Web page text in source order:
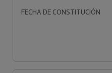
FECHA DE CONSTITUCIÓN